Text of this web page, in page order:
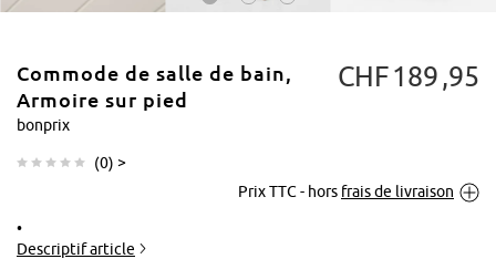
agrandir
Commode de salle de bain,
Armoire sur pied
bonprix
(0) >
CHF189 95
Prix TTC - hors frais de livraison
Descriptif article